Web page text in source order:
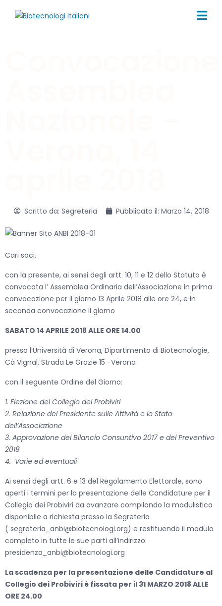
Scritto da: Segreteria Pubblicato il: Marzo 14, 2018
Cari soci,
con la presente, ai sensi degli artt. 10, 11 e 12 dello Statuto è
convocata l’ Assemblea Ordinaria dell’Associazione in prima
convocazione per il giorno 13 Aprile 2018 alle ore 24, e in
seconda convocazione il giorno
SABATO 14 APRILE 2018 ALLE ORE 14.00
presso l’Università di Verona, Dipartimento di Biotecnologie,
Cà Vignal, Strada Le Grazie 15 -Verona
con il seguente Ordine del Giorno:
1. Elezione del Collegio dei Probiviri
2. Relazione del Presidente sulle Attività e lo Stato
dell’Associazione
3. Approvazione del Bilancio Consuntivo 2017 e del Preventivo
2018
4. Varie ed eventuali
Ai sensi degli artt. 6 e 13 del Regolamento Elettorale, sono
aperti i termini per la presentazione delle Candidature per il
Collegio dei Probiviri da avanzare compilando la modulistica
disponibile a richiesta presso la Segreteria
( segreteria_anbi@biotecnologi.org) e restituendo il modulo
completo in tutte le sue parti all’indirizzo:
presidenza_anbi@biotecnologi.org
La scadenza per la presentazione delle Candidature al
Collegio dei Probiviri è fissata per il 31 MARZO 2018 ALLE
ORE 24.00